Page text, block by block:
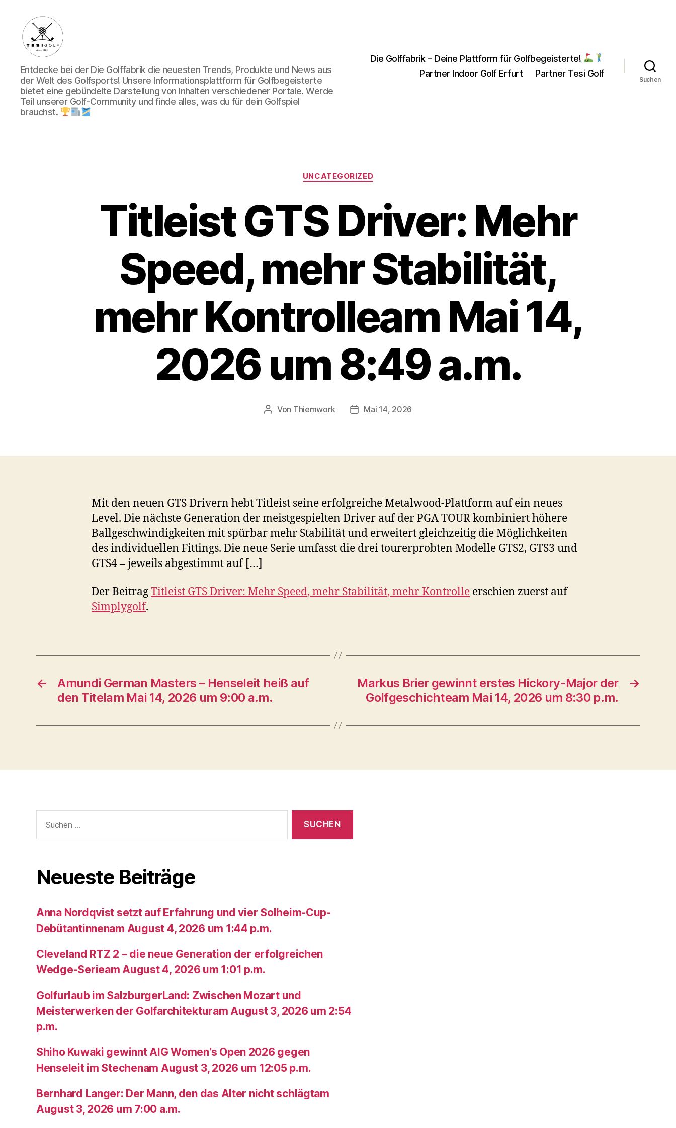
Die
Golffabrik
-
Deine
Plattform
Entdecke bei der Die Golffabrik die neuesten Trends, Produkte und News aus
der Welt des Golfsports! Unsere Informationsplattform für Golfbegeisterte
bietet eine gebündelte Darstellung von Inhalten verschiedener Portale. Werde
Teil unserer Golf-Community und finde alles, was du für dein Golfspiel
brauchst.
Die Golffabrik – Deine Plattform für Golfbegeisterte!
Partner Indoor Golf Erfurt
Partner Tesi Golf
Suchen
Kategorien
UNCATEGORIZED
Titleist GTS Driver: Mehr
Speed, mehr Stabilität,
mehr Kontrolleam Mai 14,
2026 um 8:49 a.m.
Beitragsautor
Von Thiemwork Veröffentlichungsdatum
Mai 14, 2026
Mit den neuen GTS Drivern hebt Titleist seine erfolgreiche Metalwood-Plattform auf ein neues
Level. Die nächste Generation der meistgespielten Driver auf der PGA TOUR kombiniert höhere
Ballgeschwindigkeiten mit spürbar mehr Stabilität und erweitert gleichzeitig die Möglichkeiten
des individuellen Fittings. Die neue Serie umfasst die drei tourerprobten Modelle GTS2, GTS3 und
GTS4 – jeweils abgestimmt auf […]
Der BeitragTitleist GTS Driver: Mehr Speed, mehr Stabilität, mehr Kontrolle erschien zuerst auf
Simplygolf.
←
Amundi German Masters – Henseleit heiß auf
den Titelam Mai 14, 2026 um 9:00 a.m.
→
Markus Brier gewinnt erstes Hickory-Major der
Golfgeschichteam Mai 14, 2026 um 8:30 p.m.
nach:
Neueste Beiträge
Anna Nordqvist setzt auf Erfahrung und vier Solheim-Cup-
Debütantinnenam August 4, 2026 um 1:44 p.m.
Cleveland RTZ 2 – die neue Generation der erfolgreichen
Wedge-Serieam August 4, 2026 um 1:01 p.m.
Golfurlaub im SalzburgerLand: Zwischen Mozart und
Meisterwerken der Golfarchitekturam August 3, 2026 um 2:54
p.m.
Shiho Kuwaki gewinnt AIG Women’s Open 2026 gegen
Henseleit im Stechenam August 3, 2026 um 12:05 p.m.
Bernhard Langer: Der Mann, den das Alter nicht schlägtam
August 3, 2026 um 7:00 a.m.